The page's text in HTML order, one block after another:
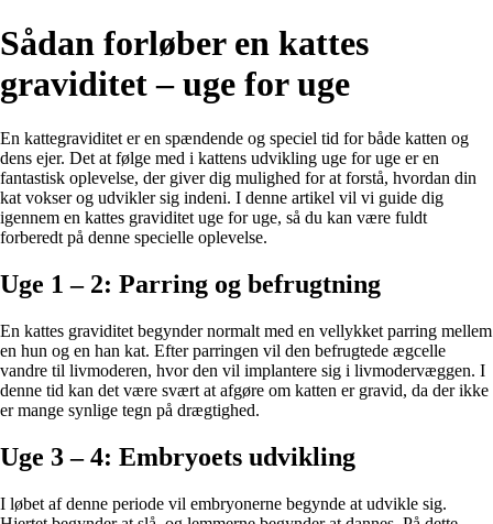
Sådan forløber en kattes
graviditet – uge for uge
En kattegraviditet er en spændende og speciel tid for både katten og
dens ejer. Det at følge med i kattens udvikling uge for uge er en
fantastisk oplevelse, der giver dig mulighed for at forstå, hvordan din
kat vokser og udvikler sig indeni. I denne artikel vil vi guide dig
igennem en kattes graviditet uge for uge, så du kan være fuldt
forberedt på denne specielle oplevelse.
Uge 1 – 2: Parring og befrugtning
En kattes graviditet begynder normalt med en vellykket parring mellem
en hun og en han kat. Efter parringen vil den befrugtede ægcelle
vandre til livmoderen, hvor den vil implantere sig i livmodervæggen. I
denne tid kan det være svært at afgøre om katten er gravid, da der ikke
er mange synlige tegn på drægtighed.
Uge 3 – 4: Embryoets udvikling
I løbet af denne periode vil embryonerne begynde at udvikle sig.